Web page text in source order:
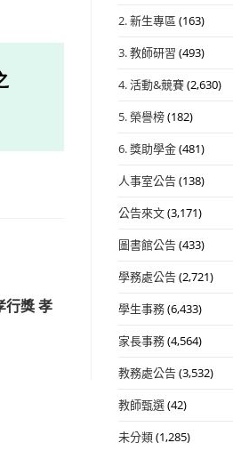
行獎 孝
2. 新生專區 (163)
3. 教師研習 (493)
4. 活動&競賽(2,630)
5. 榮譽榜(182)
6. 獎助學金(481)
人事室公告(138)
公告來文(3,171)
圖書館公告(433)
學務處公告(2,721)
學生事務(6,433)
家長事務(4,564)
教務處公告(3,532)
教師甄選(42)
未分類(1,285)